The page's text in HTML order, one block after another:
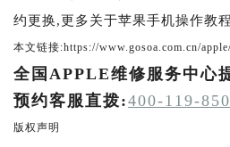
约更换,更多关于苹果手机操作教
本文链接:https://www.gosoa.com.cn/
全国APPLE维修服务中心
预约客服直拨:400-119-
版权声明